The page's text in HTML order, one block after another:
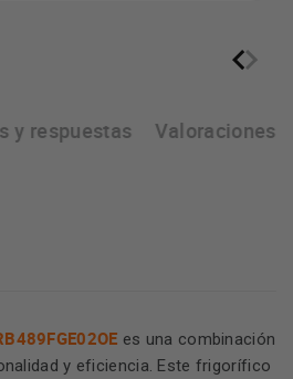
y respuestas Valoraciones
es una combinación
y eficiencia. Este frigorífico